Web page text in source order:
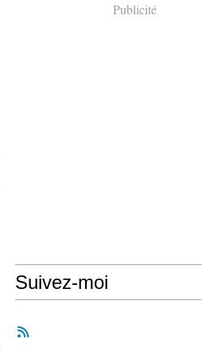
Publicité
Suivez-moi